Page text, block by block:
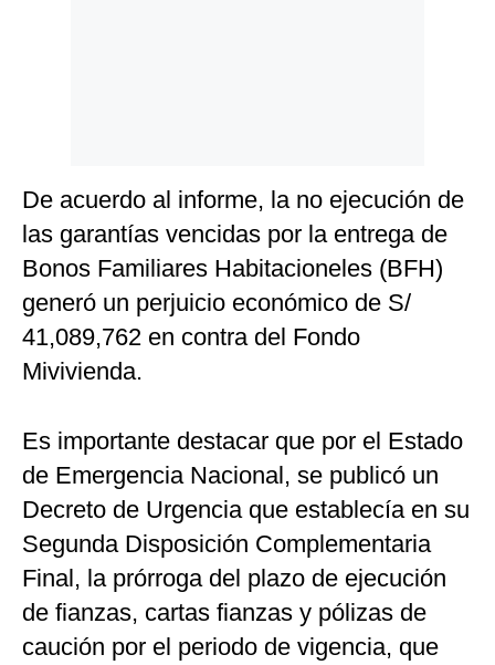
De acuerdo al informe, la no ejecución de
las garantías vencidas por la entrega de
Bonos Familiares Habitacioneles (BFH)
generó un perjuicio económico de S/
41,089,762 en contra del Fondo
Mivivienda.
Es importante destacar que por el Estado
de Emergencia Nacional, se publicó un
Decreto de Urgencia que establecía en su
Segunda Disposición Complementaria
Final, la prórroga del plazo de ejecución
de fianzas, cartas fianzas y pólizas de
caución por el periodo de vigencia, que